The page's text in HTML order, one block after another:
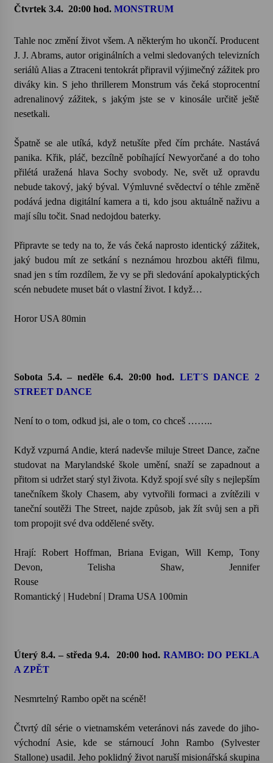
Varhanní recitál Michala Novenka v Klášteře
3. 7. 2026
Petr Adamec – Malovaný svět
30. 6. 2026
Čtvrtek 3.4. 20:00 hod. MONSTRUM
Tahle noc změní život všem. A některým ho ukončí. Producent
J. J. Abrams, autor originálních a velmi sledovaných televizních
seriálů Alias a Ztraceni tentokrát připravil výjimečný zážitek pro
diváky kin. S jeho thrillerem Monstrum vás čeká stoprocentní
adrenalinový zážitek, s jakým jste se v kinosále určitě ještě
nesetkali.
Špatně se ale utíká, když netušíte před čím prcháte. Nastává
panika. Křik, pláč, bezcílně pobíhající Newyorčané a do toho
přilétá uražená hlava Sochy svobody. Ne, svět už opravdu
nebude takový, jaký býval. Výmluvné svědectví o téhle změně
podává jedna digitální kamera a ti, kdo jsou aktuálně naživu a
mají sílu točit. Snad nedojdou baterky.
Připravte se tedy na to, že vás čeká naprosto identický zážitek,
jaký budou mít ze setkání s neznámou hrozbou aktéři filmu,
snad jen s tím rozdílem, že vy se při sledování apokalyptických
scén nebudete muset bát o vlastní život. I když…
Horor USA 80min
Sobota 5.4. – neděle 6.4. 20:00 hod. LET´S DANCE 2
STREET DANCE
Není to o tom, odkud jsi, ale o tom, co chceš ……..
Když vzpurná Andie, která nadevše miluje Street Dance, začne
studovat na Marylandské škole umění, snaží se zapadnout a
přitom si udržet starý styl života. Když spojí své síly s nejlepším
tanečníkem školy Chasem, aby vytvořili formaci a zvítězili v
taneční soutěži The Street, najde způsob, jak žít svůj sen a při
tom propojit své dva oddělené světy.
Hrají: Robert Hoffman, Briana Evigan, Will Kemp, Tony
Devon, Telisha Shaw, Jennifer
Rouse
Romantický | Hudební | Drama USA 100min
Úterý 8.4. – středa 9.4. 20:00 hod.RAMBO: DO PEKLA
A ZPĚT
Nesmrtelný Rambo opět na scéně!
Čtvrtý díl série o vietnamském veteránovi nás zavede do jiho-
východní Asie, kde se stárnoucí John Rambo (Sylvester
Stallone) usadil. Jeho poklidný život naruší misionářská skupina